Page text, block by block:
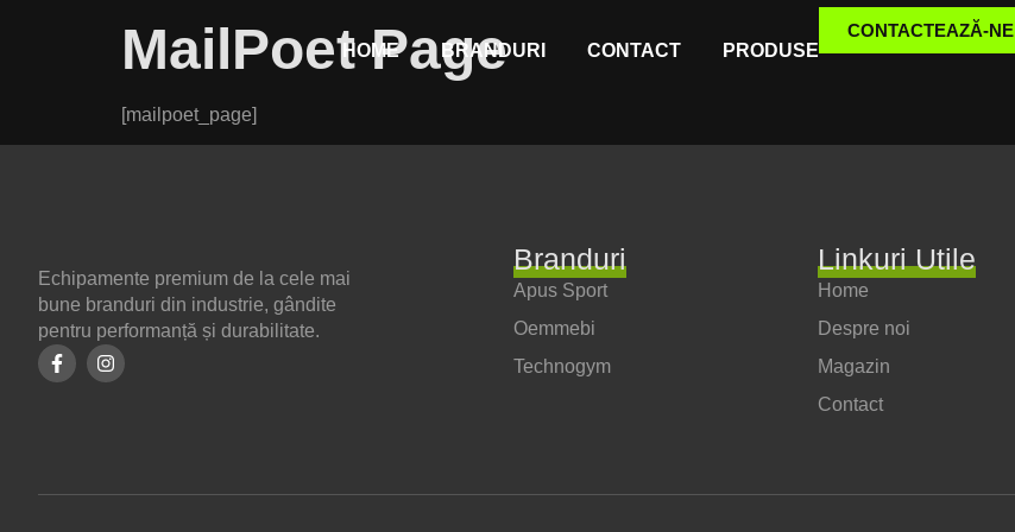
HOME BRANDURI CONTACT PRODUSE
CONTACTEAZĂ-NE
MailPoet Page
[mailpoet_page]
Echipamente premium de la cele mai
bune branduri din industrie, gândite
pentru performanță și durabilitate.
Branduri
Apus Sport
Oemmebi
Technogym
Linkuri Utile
Home
Despre noi
Magazin
Contact